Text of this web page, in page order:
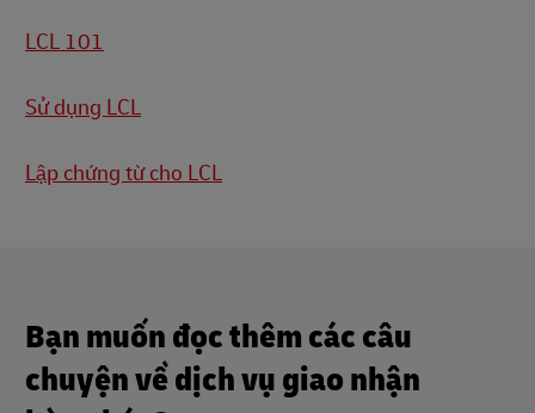
LCL 101
Sử dụng LCL
Lập chứng từ cho LCL
Bạn muốn đọc thêm các câu
chuyện về dịch vụ giao nhận